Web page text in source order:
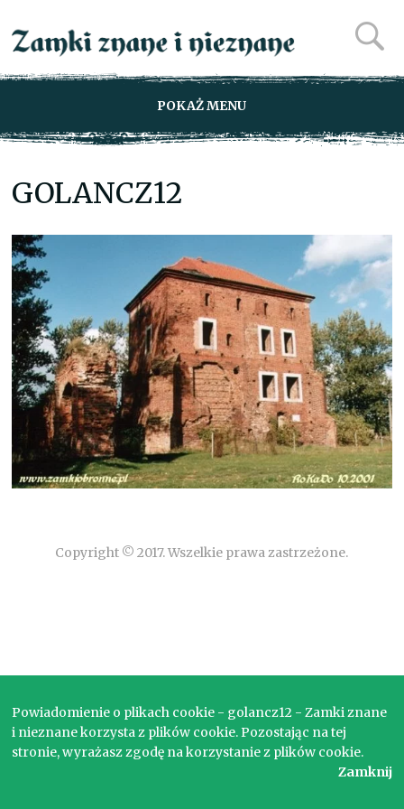
POKAŻ MENU
GOLANCZ12
Copyright © 2017. Wszelkie prawa zastrzeżone.
Powiadomienie o plikach cookie - golancz12 - Zamki znane
i nieznane korzysta z plików cookie. Pozostając na tej
stronie, wyrażasz zgodę na korzystanie z plików cookie.
Zamknij